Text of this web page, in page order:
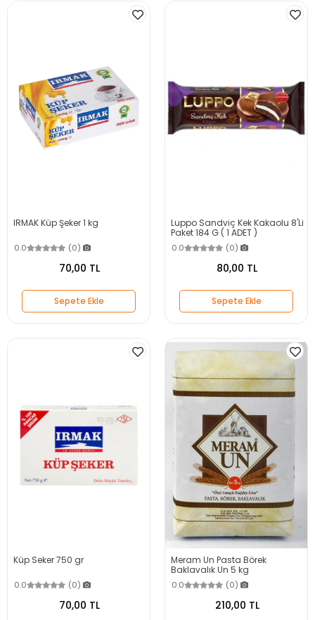
IRMAK Küp Şeker 1 kg
0.0 (0)
70,00 TL
Sepete Ekle
Luppo Sandviç Kek Kakaolu 8'Li
Paket 184 G ( 1 ADET )
0.0 (0)
80,00 TL
Sepete Ekle
Küp Seker 750 gr
0.0 (0)
70,00 TL
Meram Un Pasta Börek
Baklavalık Un 5 kg
0.0 (0)
210,00 TL